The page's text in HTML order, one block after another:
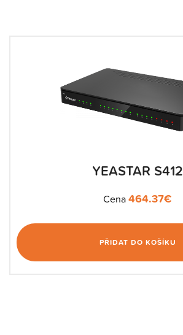
YEASTAR S412
Cena464.37€
PŘIDAT DO KOŠÍKU